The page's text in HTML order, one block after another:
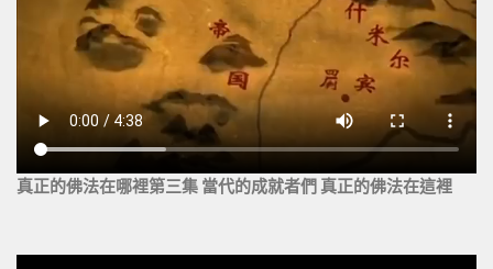
真正的佛法在哪裡第三集 當代的成就者們 真正的佛法在這裡